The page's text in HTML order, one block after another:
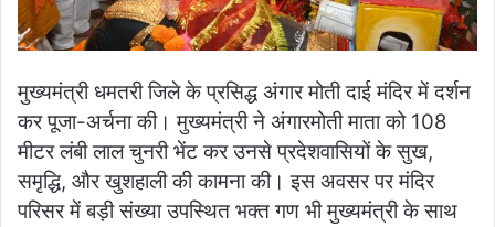
मुख्यमंत्री धमतरी जिले के प्रसिद्ध अंगार मोती दाई मंदिर में दर्शन
कर पूजा-अर्चना की। मुख्यमंत्री ने अंगारमोती माता को 108
मीटर लंबी लाल चुनरी भेंट कर उनसे प्रदेशवासियों के सुख,
समृद्धि, और खुशहाली की कामना की। इस अवसर पर मंदिर
परिसर में बड़ी संख्या उपस्थित भक्त गण भी मुख्यमंत्री के साथ